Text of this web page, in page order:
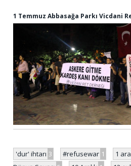
1 Temmuz Abbasağa Parkı Vicdani
'dur' ihtarı 3 #refusewar 1 1